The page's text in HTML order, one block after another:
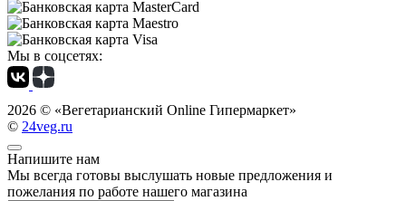
Мы в соцсетях:
2026 © «Вегетарианский Online Гипермаркет»
© 24veg.ru
Напишите нам
Мы всегда готовы выслушать новые предложения и
пожелания по работе нашего магазина